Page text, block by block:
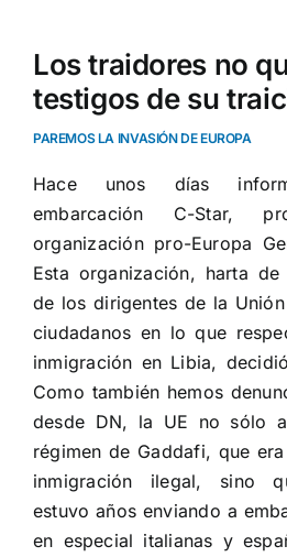
Los traidores no
testigos de su
PAREMOS LA INVASIÓN DE EUROPA
Hace unos días
embarcación C-Star,
organización pro-Europa
Esta organización, harta
de los dirigentes de la
ciudadanos en lo que
inmigración en Libia,
Como también hemos
desde DN, la UE no sólo
régimen de Gaddafi, que
inmigración ilegal, sino
estuvo años enviando a
en especial italianas y